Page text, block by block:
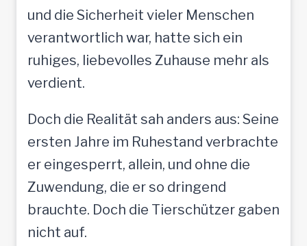
und die Sicherheit vieler Menschen
verantwortlich war, hatte sich ein
ruhiges, liebevolles Zuhause mehr als
verdient.
Doch die Realität sah anders aus: Seine
ersten Jahre im Ruhestand verbrachte
er eingesperrt, allein, und ohne die
Zuwendung, die er so dringend
brauchte. Doch die Tierschützer gaben
nicht auf.